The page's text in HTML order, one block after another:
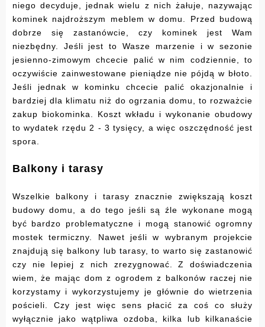
niego decyduje, jednak wielu z nich żałuje, nazywając
kominek najdroższym meblem w domu. Przed budową
dobrze się zastanówcie, czy kominek jest Wam
niezbędny. Jeśli jest to Wasze marzenie i w sezonie
jesienno-zimowym chcecie palić w nim codziennie, to
oczywiście zainwestowane pieniądze nie pójdą w błoto.
Jeśli jednak w kominku chcecie palić okazjonalnie i
bardziej dla klimatu niż do ogrzania domu, to rozważcie
zakup biokominka. Koszt wkładu i wykonanie obudowy
to wydatek rzędu 2 - 3 tysięcy, a więc oszczędność jest
spora.
Balkony i tarasy
Wszelkie balkony i tarasy znacznie zwiększają koszt
budowy domu, a do tego jeśli są źle wykonane mogą
być bardzo problematyczne i mogą stanowić ogromny
mostek termiczny. Nawet jeśli w wybranym projekcie
znajdują się balkony lub tarasy, to warto się zastanowić
czy nie lepiej z nich zrezygnować. Z doświadczenia
wiem, że mając dom z ogrodem z balkonów raczej nie
korzystamy i wykorzystujemy je głównie do wietrzenia
pościeli. Czy jest więc sens płacić za coś co służy
wyłącznie jako wątpliwa ozdoba, kilka lub kilkanaście